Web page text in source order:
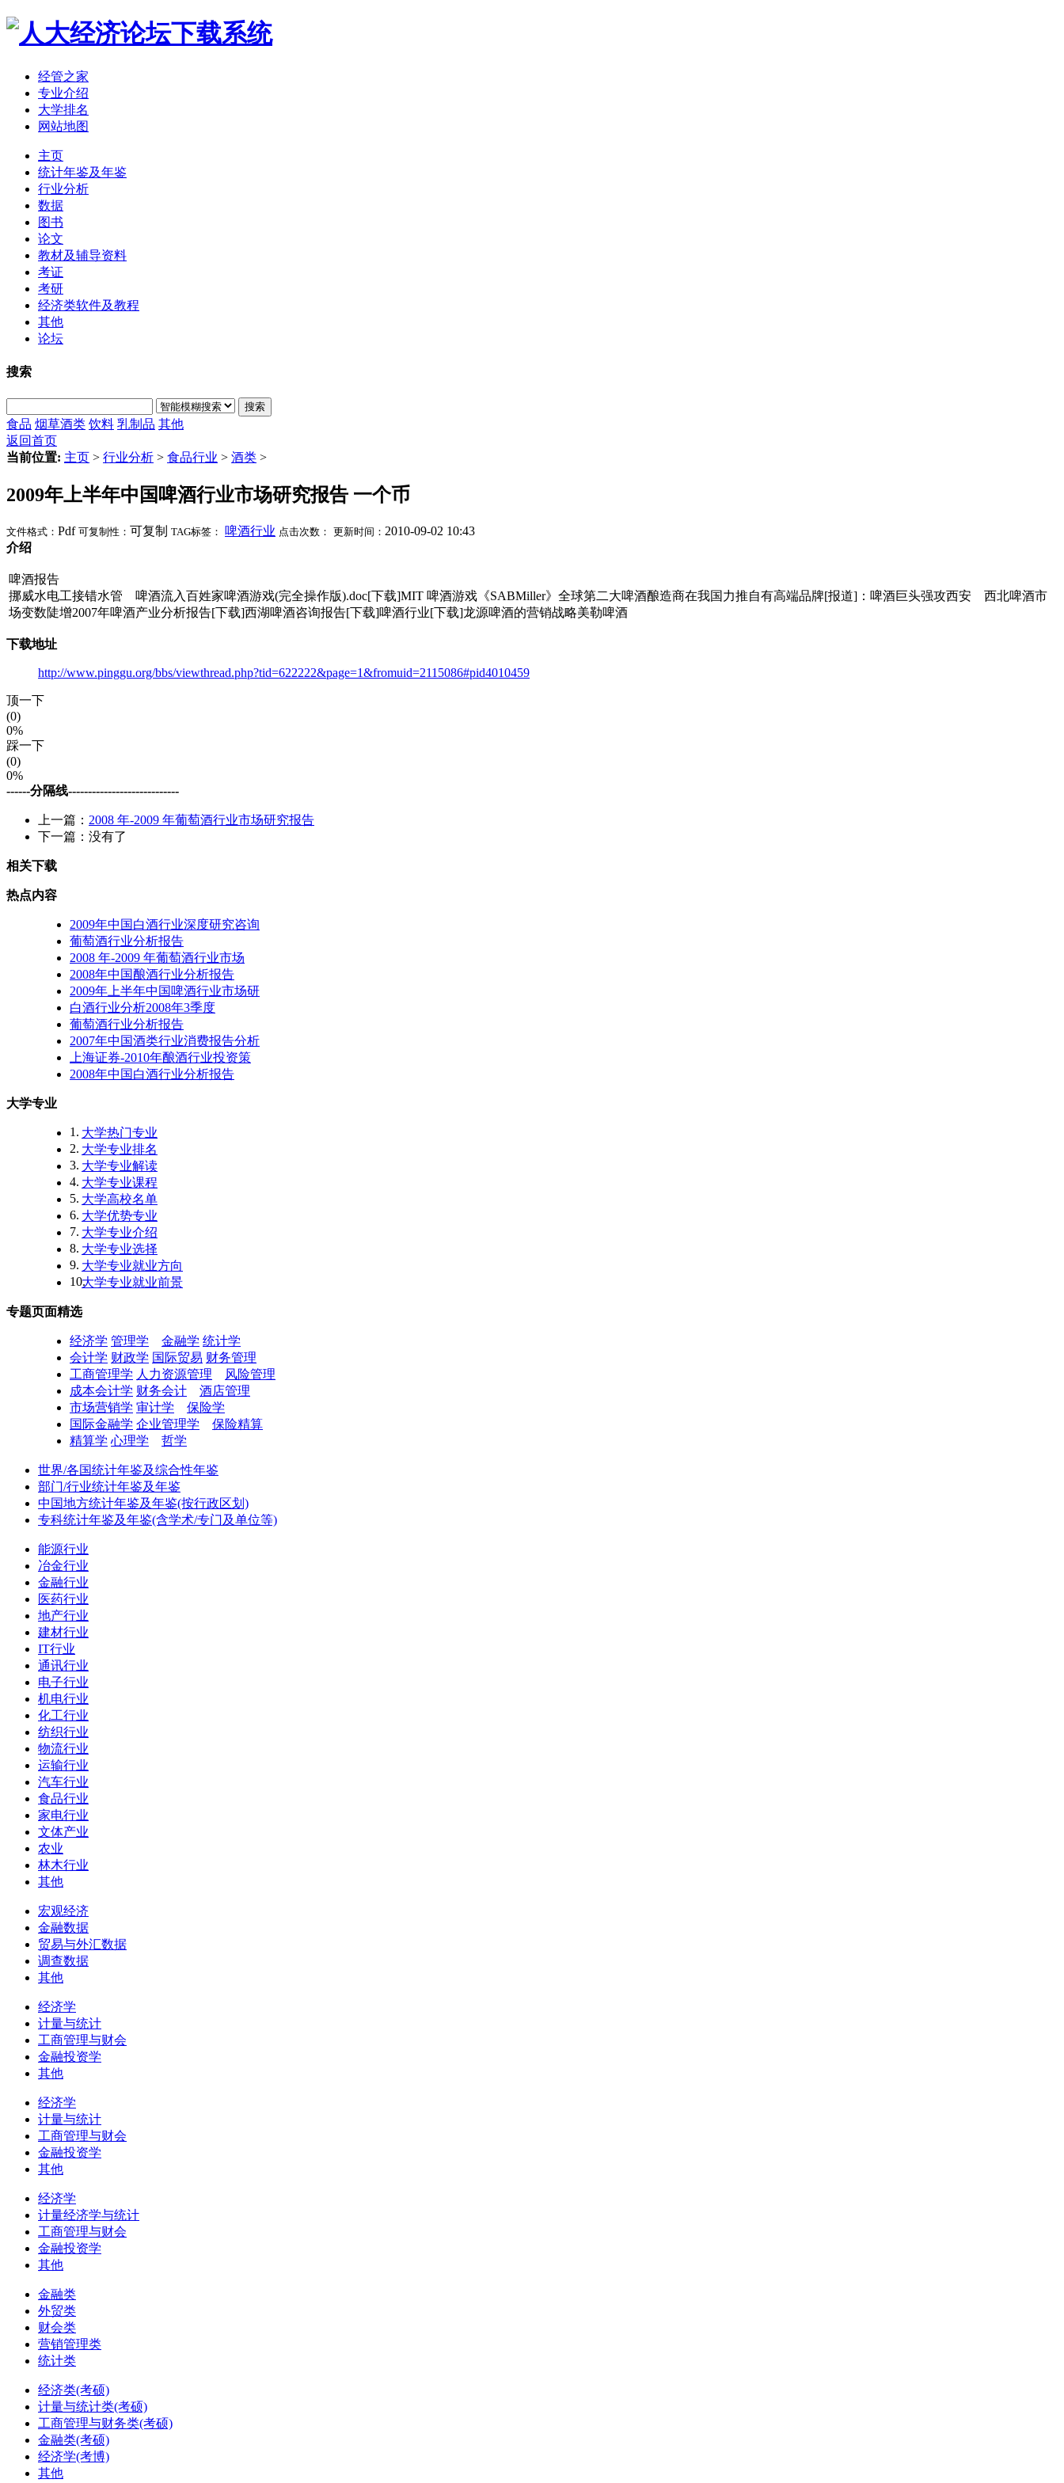
经管之家
专业介绍
大学排名
网站地图
主页
统计年鉴及年鉴
行业分析
数据
图书
论文
教材及辅导资料
考证
考研
经济类软件及教程
其他
论坛
搜索
搜索
食品 烟草酒类 饮料 乳制品 其他
返回首页
当前位置: 主页 > 行业分析 > 食品行业 > 酒类 >
2009年上半年中国啤酒行业市场研究报告 一个币
文件格式： Pdf 可复制性： 可复制 TAG标签： 啤酒行业 点击次数： 更新时间： 2010-09-02 10:43
介绍
啤酒报告
挪威水电工接错水管 啤酒流入百姓家啤酒游戏(完全操作版).doc[下载]MIT 啤酒游戏《SABMiller》全球第二大啤酒酿造商在我国力推自有高端品牌[报道]：啤酒巨头强攻西安 西北啤酒市
场变数陡增2007年啤酒产业分析报告[下载]西湖啤酒咨询报告[下载]啤酒行业[下载]龙源啤酒的营销战略美勒啤酒
下载地址
http://www.pinggu.org/bbs/viewthread.php?tid=622222&page=1&fromuid=2115086#pid4010459
顶一下
(0)
0%
踩一下
(0)
0%
------分隔线----------------------------
上一篇： 2008 年-2009 年葡萄酒行业市场研究报告
下一篇：没有了
相关下载
热点内容
2009年中国白酒行业深度研究咨询
葡萄酒行业分析报告
2008 年-2009 年葡萄酒行业市场
2008年中国酿酒行业分析报告
2009年上半年中国啤酒行业市场研
白酒行业分析2008年3季度
葡萄酒行业分析报告
2007年中国酒类行业消费报告分析
上海证券-2010年酿酒行业投资策
2008年中国白酒行业分析报告
大学专业
1. 大学热门专业
2. 大学专业排名
3. 大学专业解读
4. 大学专业课程
5. 大学高校名单
6. 大学优势专业
7. 大学专业介绍
8. 大学专业选择
9. 大学专业就业方向
10.大学专业就业前景
专题页面精选
经济学 管理学 金融学 统计学
会计学 财政学 国际贸易 财务管理
工商管理学 人力资源管理
风险管理
成本会计学 财务会计
酒店管理
市场营销学 审计学
保险学
国际金融学 企业管理学
保险精算
精算学 心理学 哲学
世界/各国统计年鉴及综合性年鉴
部门/行业统计年鉴及年鉴
中国地方统计年鉴及年鉴(按行政区划)
专科统计年鉴及年鉴(含学术/专门及单位等)
能源行业
冶金行业
金融行业
医药行业
地产行业
建材行业
IT行业
通讯行业
电子行业
机电行业
化工行业
纺织行业
物流行业
运输行业
汽车行业
食品行业
家电行业
文体产业
农业
林木行业
其他
宏观经济
金融数据
贸易与外汇数据
调查数据
其他
经济学
计量与统计
工商管理与财会
金融投资学
其他
经济学
计量与统计
工商管理与财会
金融投资学
其他
经济学
计量经济学与统计
工商管理与财会
金融投资学
其他
金融类
外贸类
财会类
营销管理类
统计类
经济类(考硕)
计量与统计类(考硕)
工商管理与财务类(考硕)
金融类(考硕)
经济学(考博)
其他